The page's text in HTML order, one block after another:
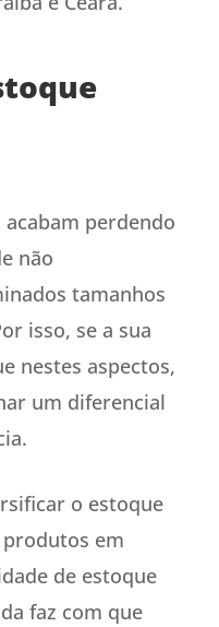
perdendo
não
tamanhos
isso, se a sua
nestes aspectos,
um diferencial
o estoque
em
de estoque
faz com que